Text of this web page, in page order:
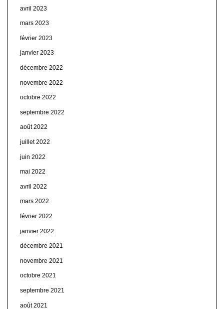
avril 2023
mars 2023
février 2023
janvier 2023
décembre 2022
novembre 2022
octobre 2022
septembre 2022
août 2022
juillet 2022
juin 2022
mai 2022
avril 2022
mars 2022
février 2022
janvier 2022
décembre 2021
novembre 2021
octobre 2021
septembre 2021
août 2021